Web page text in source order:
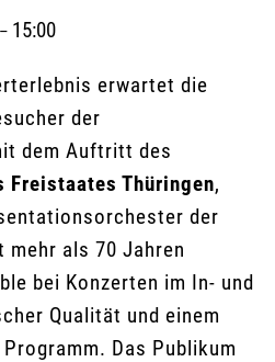
– 15:00
erwartet die
der
dem Auftritt des
Thüringen,
der
als 70 Jahren
bei Konzerten im In- und
Qualität und einem
Das Publikum